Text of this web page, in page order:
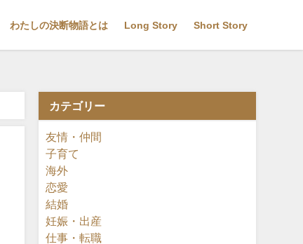
わたしの決断物語とは Long Story Short Story
カテゴリー
友情・仲間
子育て
海外
恋愛
結婚
妊娠・出産
仕事・転職